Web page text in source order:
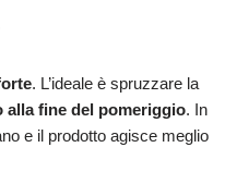
. L’ideale è spruzzare la
alla fine del pomeriggio. In
e il prodotto agisce meglio